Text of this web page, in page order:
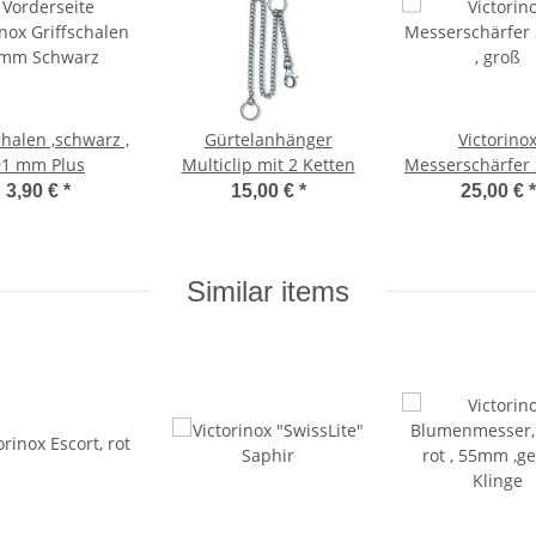
,schwarz ,
mm Plus
3,90 € *
Gürtelanhänger
Multiclip mit 2 Ketten
15,00 € *
Victorinox
Messerschärfer
, groß
25,00 € *
Similar items